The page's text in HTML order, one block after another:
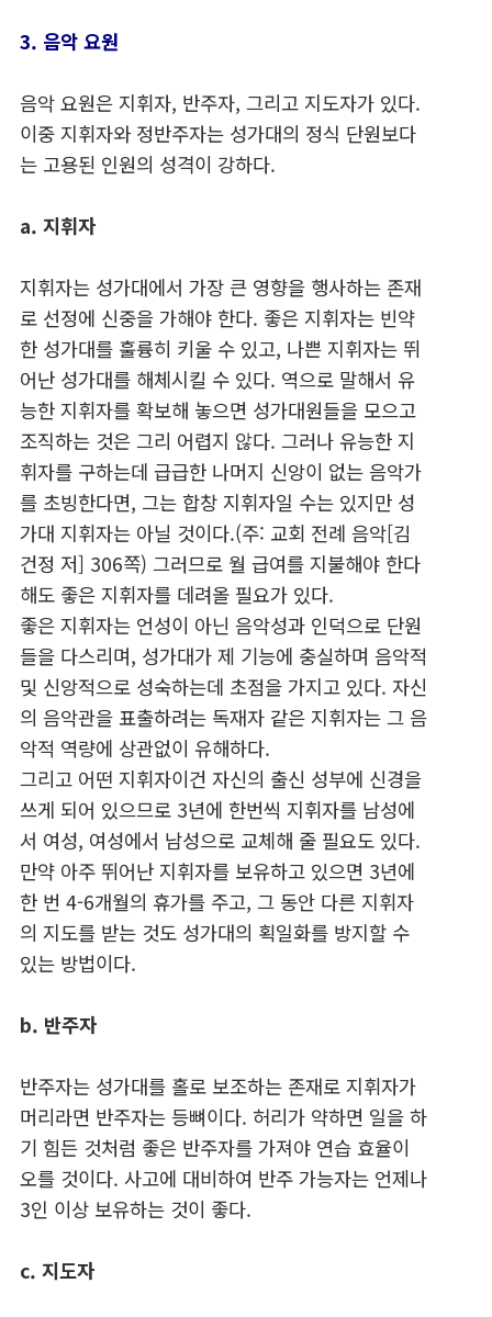
3. 음악 요원
음악 요원은 지휘자, 반주자, 그리고 지도자가 있다.
이중 지휘자와 정반주자는 성가대의 정식 단원보다
는 고용된 인원의 성격이 강하다.
a. 지휘자
지휘자는 성가대에서 가장 큰 영향을 행사하는 존재
로 선정에 신중을 가해야 한다. 좋은 지휘자는 빈약
한 성가대를 훌륭히 키울 수 있고, 나쁜 지휘자는 뛰
어난 성가대를 해체시킬 수 있다. 역으로 말해서 유
능한 지휘자를 확보해 놓으면 성가대원들을 모으고
조직하는 것은 그리 어렵지 않다. 그러나 유능한 지
휘자를 구하는데 급급한 나머지 신앙이 없는 음악가
를 초빙한다면, 그는 합창 지휘자일 수는 있지만 성
가대 지휘자는 아닐 것이다.(주: 교회 전례 음악[김
건정 저] 306쪽) 그러므로 월 급여를 지불해야 한다
해도 좋은 지휘자를 데려올 필요가 있다.
좋은 지휘자는 언성이 아닌 음악성과 인덕으로 단원
들을 다스리며, 성가대가 제 기능에 충실하며 음악적
및 신앙적으로 성숙하는데 초점을 가지고 있다. 자신
의 음악관을 표출하려는 독재자 같은 지휘자는 그 음
악적 역량에 상관없이 유해하다.
그리고 어떤 지휘자이건 자신의 출신 성부에 신경을
쓰게 되어 있으므로 3년에 한번씩 지휘자를 남성에
서 여성, 여성에서 남성으로 교체해 줄 필요도 있다.
만약 아주 뛰어난 지휘자를 보유하고 있으면 3년에
한 번 4-6개월의 휴가를 주고, 그 동안 다른 지휘자
의 지도를 받는 것도 성가대의 획일화를 방지할 수
있는 방법이다.
b. 반주자
반주자는 성가대를 홀로 보조하는 존재로 지휘자가
머리라면 반주자는 등뼈이다. 허리가 약하면 일을 하
기 힘든 것처럼 좋은 반주자를 가져야 연습 효율이
오를 것이다. 사고에 대비하여 반주 가능자는 언제나
3인 이상 보유하는 것이 좋다.
c. 지도자